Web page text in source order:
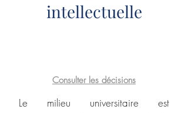
intellectuelle
Consulter les décisions
Le milieu universitaire est